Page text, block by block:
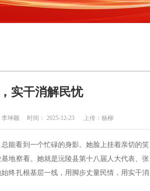
实干消解民忧
坤颖 时间： 2025-12-23 上传：杨柳
能看到一个忙碌的身影。她脸上挂着亲切的笑
地察看。她就是沅陵县第十八届人大代表、张
终扎根基层一线，用脚步丈量民情，用实干消